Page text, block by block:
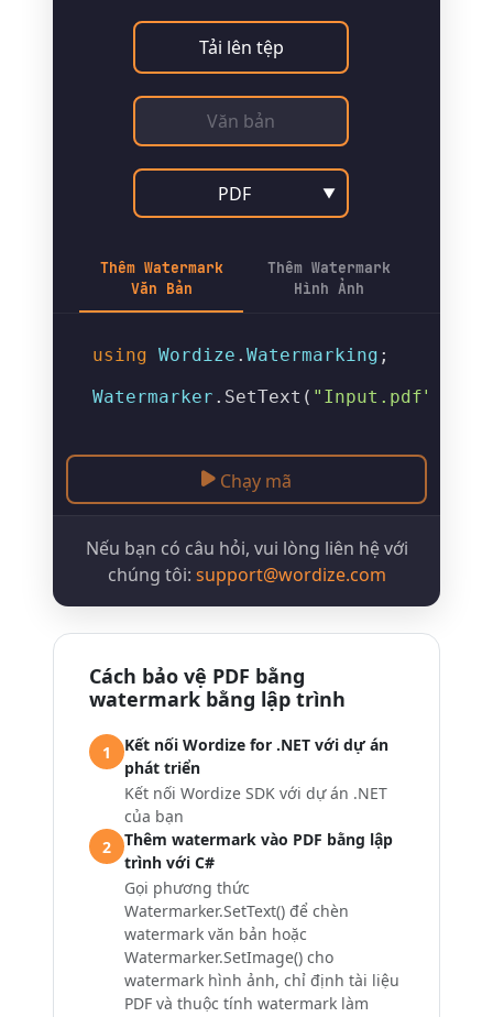
Tải lên tệp
PDF ▼
Thêm Watermark
Văn Bản
Thêm Watermark
Hình Ảnh
using Wordize . Watermarking ;
Watermarker . SetText ( "Input.pdf"
Chạy mã
Nếu bạn có câu hỏi, vui lòng liên hệ với
chúng tôi: support@wordize.com
Cách bảo vệ PDF bằng
watermark bằng lập trình
1
Kết nối Wordize for .NET với dự án
phát triển
Kết nối Wordize SDK với dự án .NET
của bạn
2
Thêm watermark vào PDF bằng lập
trình với C#
Gọi phương thức
Watermarker.SetText() để chèn
watermark văn bản hoặc
Watermarker.SetImage() cho
watermark hình ảnh, chỉ định tài liệu
PDF và thuộc tính watermark làm